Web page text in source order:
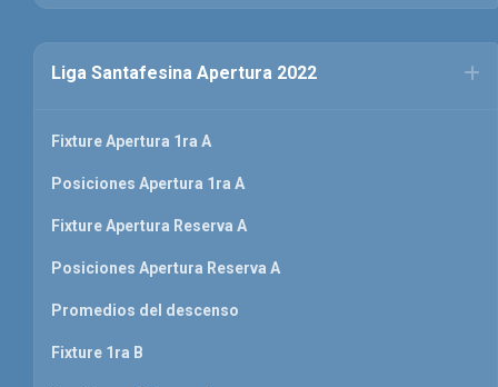
Liga Santafesina Apertura 2022
Fixture Apertura 1ra A
Posiciones Apertura 1ra A
Fixture Apertura Reserva A
Posiciones Apertura Reserva A
Promedios del descenso
Fixture 1ra B